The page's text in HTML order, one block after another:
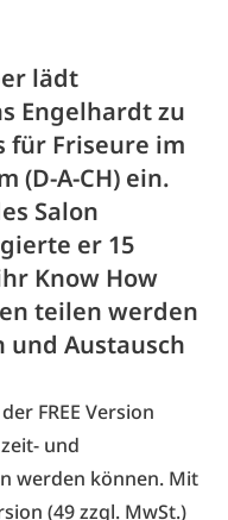
lädt
Engelhardt zu
für Friseure im
(D-A-CH) ein.
Salon
er 15
Know How
teilen werden
und Austausch
FREE Version
und
werden können. Mit
(49 zzgl. MwSt.)